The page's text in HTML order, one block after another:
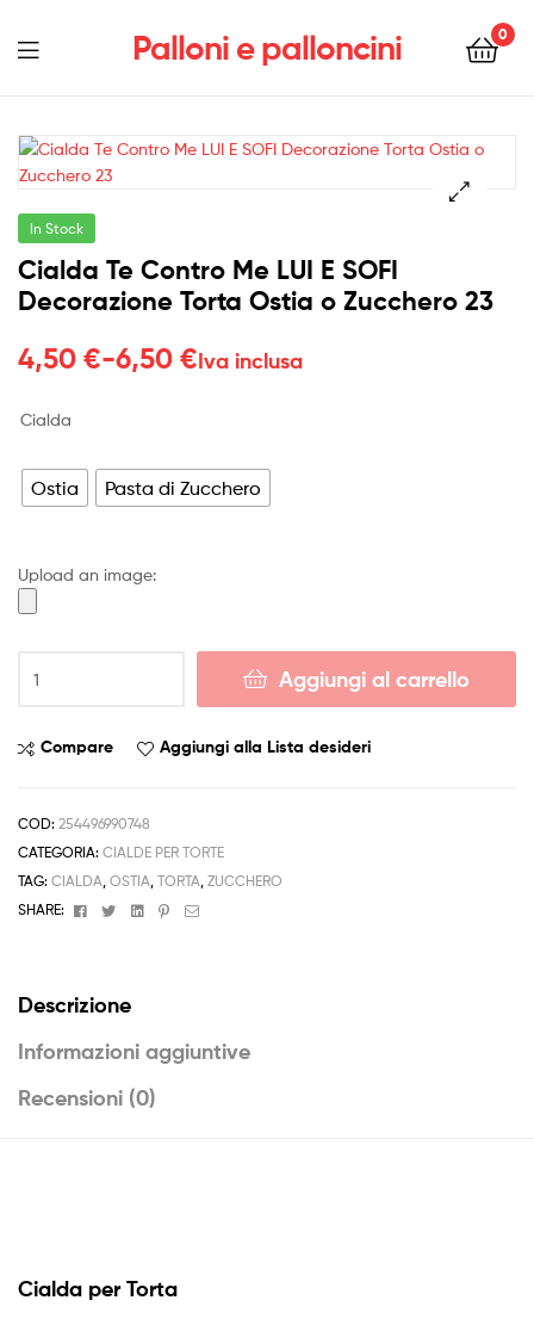
Palloni e palloncini 0
Menu
In Stock
Cialda Te Contro Me LUI E SOFI
Decorazione Torta Ostia o Zucchero 23
4,50 €-6,50 €
Fascia
da
a
Iva inclusa
Cialda
Ostia Pasta di Zucchero
Upload an image:
Me
SOFI
Decorazione
Torta
quantità
Aggiungi al carrello
Compare Aggiungi alla Lista desideri
COD: 254496990748
CATEGORIA: CIALDE PER TORTE
TAG: CIALDA, OSTIA, TORTA, ZUCCHERO
SHARE:
FacebookTwitterLinkedinPinterest
Email
Descrizione
Informazioni aggiuntive
Recensioni (0)
Cialda per Torta